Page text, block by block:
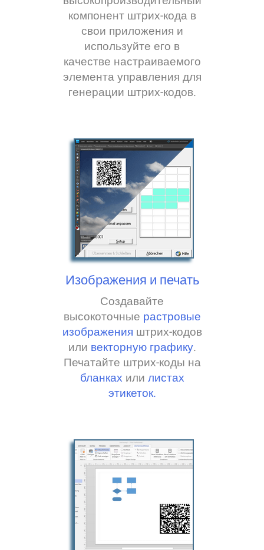
компонент штрих-кода в
свои приложения и
используйте его в
качестве настраиваемого
элемента управления для
генерации штрих-кодов.
Изображения и печать
Создавайте
высокоточные растровые
изображения штрих-кодов
или векторную графику.
Печатайте штрих-коды на
бланках или листах
этикеток.